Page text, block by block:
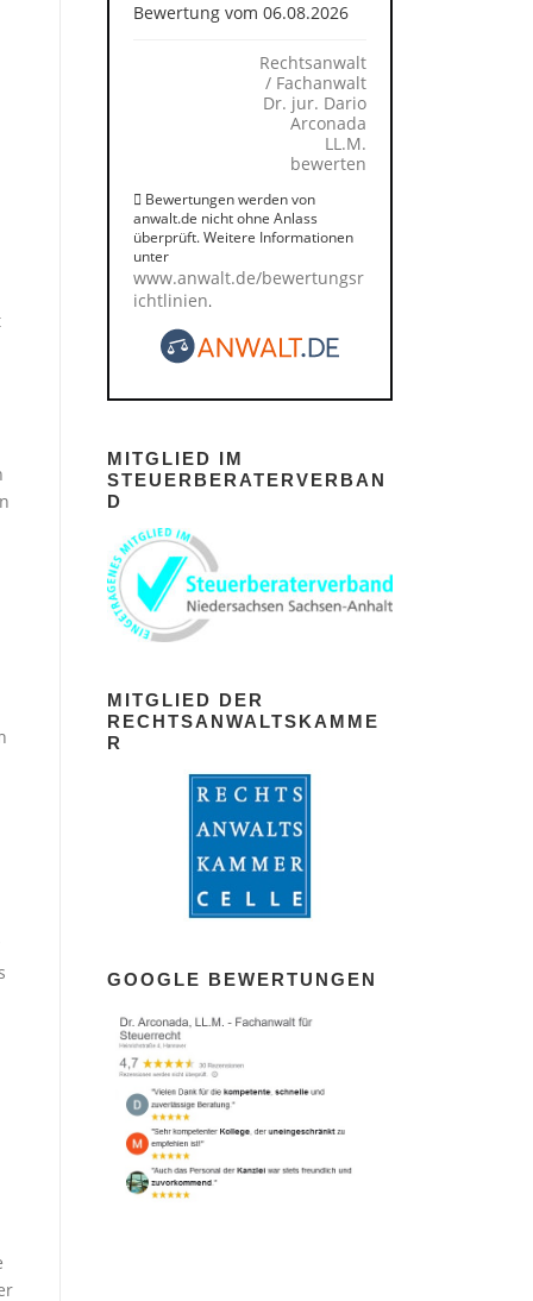
Bewertung vom 06.08.2026
Rechtsanwalt
/ Fachanwalt
Dr. jur. Dario
Arconada
LL.M.
bewerten
Bewertungen werden von
anwalt.de nicht ohne Anlass
überprüft. Weitere Informationen
unter
www.anwalt.de/bewertungsr
ichtlinien.
MITGLIED IM
STEUERBERATERVERBAN
D
MITGLIED DER
RECHTSANWALTSKAMME
R
GOOGLE BEWERTUNGEN